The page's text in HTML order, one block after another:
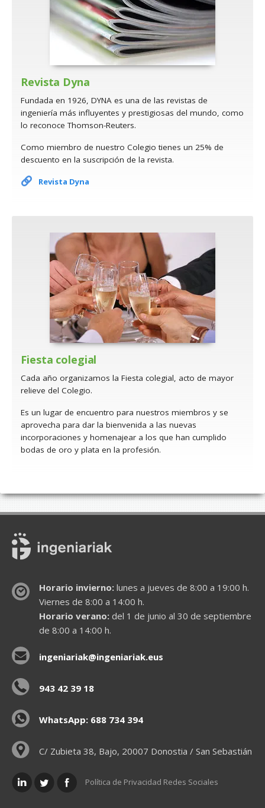
Revista Dyna
Fundada en 1926, DYNA es una de las revistas de
ingeniería más influyentes y prestigiosas del mundo, como
lo reconoce Thomson-Reuters.
Como miembro de nuestro Colegio tienes un 25% de
descuento en la suscripción de la revista.
Revista Dyna
Fiesta colegial
Cada año organizamos la Fiesta colegial, acto de mayor
relieve del Colegio.
Es un lugar de encuentro para nuestros miembros y se
aprovecha para dar la bienvenida a las nuevas
incorporaciones y homenajear a los que han cumplido
bodas de oro y plata en la profesión.
Horario invierno:lunes a jueves de 8:00 a 19:00 h.
Viernes de 8:00 a 14:00 h.
Horario verano:del 1 de junio al 30 de septiembre
de 8:00 a 14:00 h.
ingeniariak@ingeniariak.eus
943 42 39 18
WhatsApp: 688 734 394
C/ Zubieta 38, Bajo, 20007 Donostia / San Sebastián
Política de Privacidad Redes Sociales